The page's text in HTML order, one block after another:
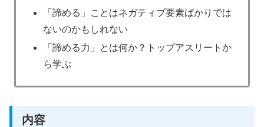
「諦める」ことはネガティブ要素ばかりでは
ないのかもしれない
「諦める力」とは何か？トップアスリートか
ら学ぶ
内容